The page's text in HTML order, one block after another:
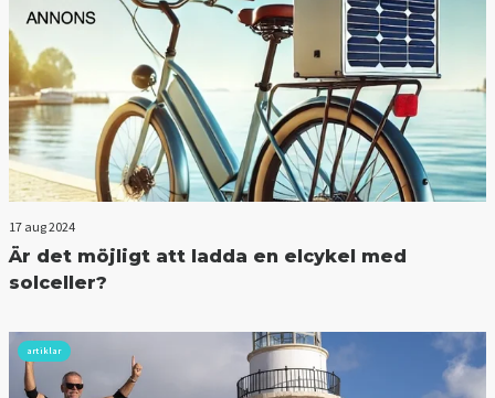
17 aug 2024
Är det möjligt att ladda en elcykel med
solceller?
artiklar